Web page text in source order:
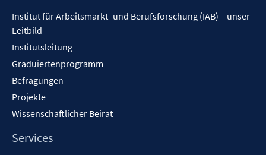
Institut für Arbeitsmarkt- und Berufsforschung (IAB) – unser
Leitbild
Institutsleitung
Graduiertenprogramm
Befragungen
Projekte
Wissenschaftlicher Beirat
Services